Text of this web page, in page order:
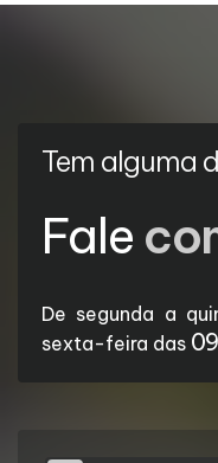
Tem alguma
Fale
De segunda a
sexta-feira das